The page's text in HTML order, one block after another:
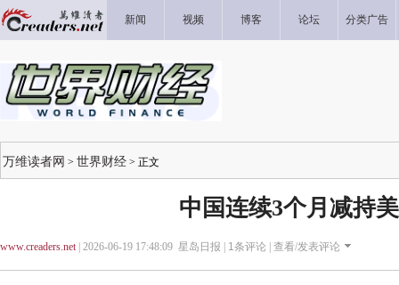
新闻 视频 博客 论坛 分类广告
万维读者网 > 世界财经 > 正文
中国连续3个月减持
www.creaders.net| 2026-06-19 17:48:09 星岛日报 | 1条评论 | 查看/发表评论